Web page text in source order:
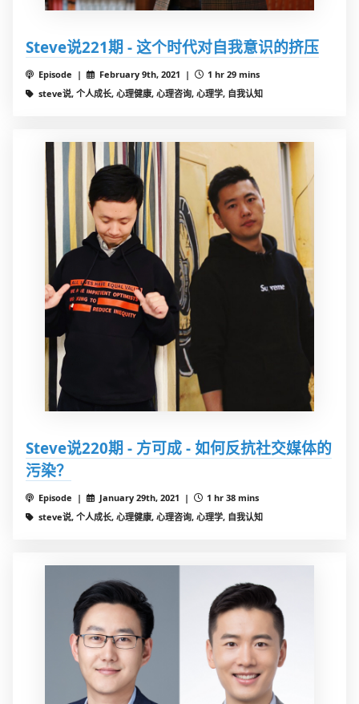
Steve说221期 - 这个时代对自我意识的挤压
Episode | February 9th, 2021 |
1 hr 29 mins
steve说, 个人成长, 心理健康, 心理咨询, 心理学, 自我认知
Steve说220期 - 方可成 - 如何反抗社交媒体的
污染？
Episode | January 29th, 2021 |
1 hr 38 mins
steve说, 个人成长, 心理健康, 心理咨询, 心理学, 自我认知